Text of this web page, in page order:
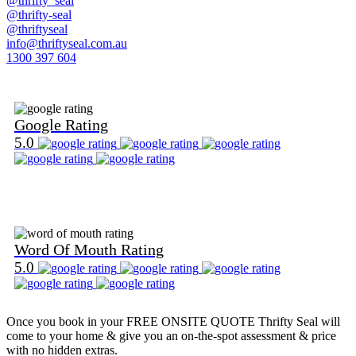
@thrifty-seal
@thriftyseal
info@thriftyseal.com.au
1300 397 604
Google Rating
5.0
Word Of Mouth Rating
5.0
Once you book in yourFREE ONSITE QUOTE Thrifty Seal will
come to your home & give you an on-the-spot assessment & price
with no hidden extras.